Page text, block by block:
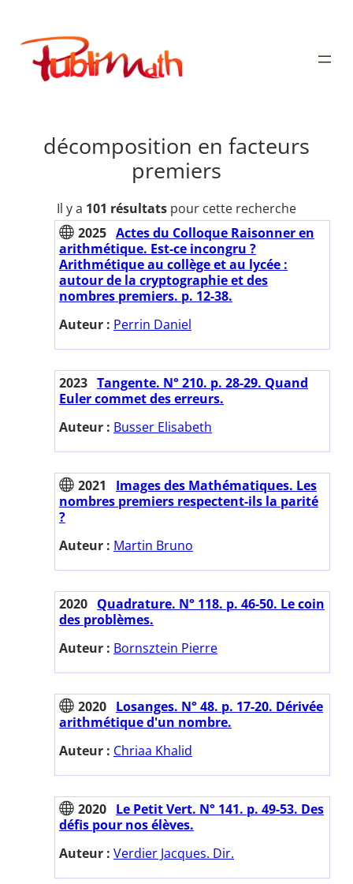
contenu
Publimath
décomposition en facteurs
premiers
Il y a 101 résultats pour cette recherche
2025 Actes du Colloque Raisonner en
arithmétique. Est-ce incongru ?
Arithmétique au collège et au lycée :
autour de la cryptographie et des
nombres premiers. p. 12-38.
Auteur : Perrin Daniel
2023 Tangente. N° 210. p. 28-29. Quand
Euler commet des erreurs.
Auteur : Busser Elisabeth
2021
Images des Mathématiques. Les
nombres premiers respectent-ils la parité
?
Auteur : Martin Bruno
2020 Quadrature. N° 118. p. 46-50. Le coin
des problèmes.
Auteur : Bornsztein Pierre
2020 Losanges. N° 48. p. 17-20. Dérivée
arithmétique d'un nombre.
Auteur : Chriaa Khalid
2020 Le Petit Vert. N° 141. p. 49-53. Des
défis pour nos élèves.
Auteur : Verdier Jacques. Dir.